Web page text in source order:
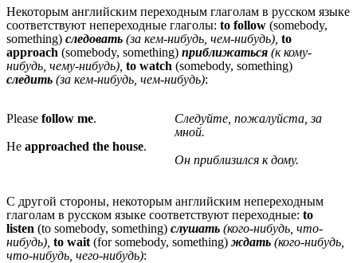
Некоторым английским переходным глаголам в русском языке
соответствуют непереходные глаголы: to follow (somebody,
something) следовать (за кем-нибудь, чем-нибудь), to
approach (somebody, something) приближаться (к кому-
нибудь, чему-нибудь), to watch (somebody, something)
следить (за кем-нибудь, чем-нибудь):
Please follow me.
Не approached the house.
Следуйте, пожалуйста, за
мной.
Он приблизился к дому.
С другой стороны, некоторым английским непереходным
глаголам в русском языке соответствуют переходные: to
listen (to somebody, something) слушать (кого-нибудь, что-
нибудь), to wait (for somebody, something) ждать (кого-нибудь,
что-нибудь, чего-нибудь):